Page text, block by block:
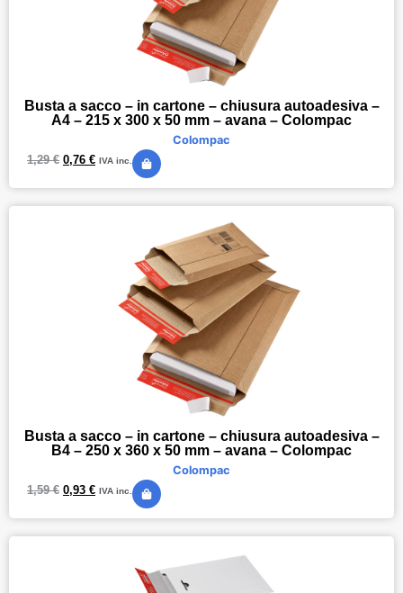
Busta a sacco – in cartone – chiusura autoadesiva –
A4 – 215 x 300 x 50 mm – avana – Colompac
Colompac
1,29€ 0,76 € IVA inc.
Busta a sacco – in cartone – chiusura autoadesiva –
B4 – 250 x 360 x 50 mm – avana – Colompac
Colompac
1,59€ 0,93 € IVA inc.